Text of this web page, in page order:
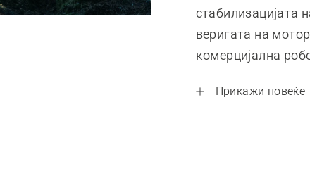
стабилизацијата
веригата на
комерцијална
Прикажи повеќе